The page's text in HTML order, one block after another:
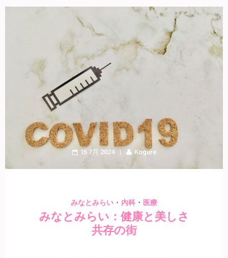
15 7月 2024 Kogure
みなとみらい ・ 内科 ・ 医療
みなとみらい：健康と美しさ
共存の街